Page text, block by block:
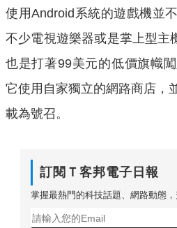
使用Android系統的遊戲機並
不少電視遊樂器或是掌上型主
也是打著99美元的低價旗幟
它使用自家獨立的網路商店，
載為號召。
訂閱Ｔ客邦電子日報
掌握最熱門的科技話題、網路動態，